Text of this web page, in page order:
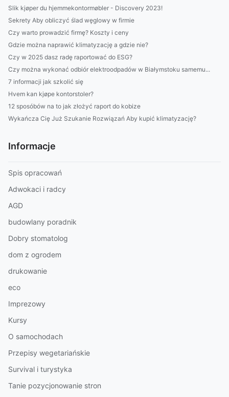
Slik kjøper du hjemmekontormøbler - Discovery 2023!
Sekrety Aby obliczyć ślad węglowy w firmie
Czy warto prowadzić firmę? Koszty i ceny
Gdzie można naprawić klimatyzację a gdzie nie?
Czy w 2025 dasz radę raportować do ESG?
Czy można wykonać odbiór elektroodpadów w Białymstoku samemu...
7 informacji jak szkolić się
Hvem kan kjøpe kontorstoler?
12 sposóbów na to jak złożyć raport do kobize
Wykańcza Cię Już Szukanie Rozwiązań Aby kupić klimatyzację?
Informacje
Spis opracowań
Adwokaci i radcy
AGD
budowlany poradnik
Dobry stomatolog
dom z ogrodem
drukowanie
eco
Imprezowy
Kursy
O samochodach
Przepisy wegetariańskie
Survival i turystyka
Tanie pozycjonowanie stron